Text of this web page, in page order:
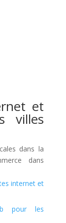
et
villes
dans la
dans
internet et
pour les